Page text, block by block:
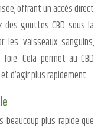
offrant un accès direct
des gouttes CBD sous la
les vaisseaux sanguins,
Cela permet au CBD
d’agir plus rapidement.
plus rapide que